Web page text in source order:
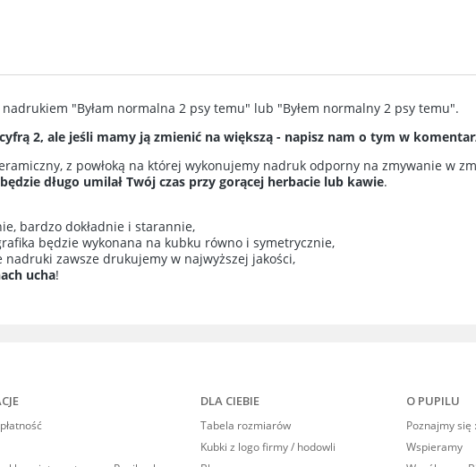
nie zawiera ewentualnych
"Byłam normalna 2 psy temu" lub "Byłem normalny 2 psy temu".
2, ale jeśli mamy ją zmienić na większą - napisz nam o tym w
z powłoką na której wykonujemy nadruk odporny na zmywanie w
długo umilał Twój czas przy gorącej herbacie lub kawie.
bardzo dokładnie i starannie,
będzie wykonana na kubku równo i symetrycznie,
zawsze drukujemy w najwyższej jakości,
ucha!
DLA CIEBIE
Tabela rozmiarów
Kubki z logo firmy / hodowli
O PUPILU
Poznajmy się
Wspieramy